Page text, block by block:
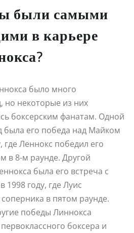
были самыми
в карьере
было много
но некоторые из них
боксерским фанатам. Одной
была его победа над Майком
где Леннокс победил его
в 8-м раунде. Другой
была его встреча с
году, где Луис
в пятом раунде.
победы Линнокса
боксера и